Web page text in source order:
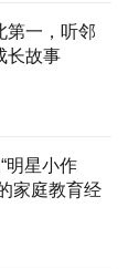
第一，听邻
长故事
明星小作
家庭教育经